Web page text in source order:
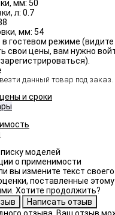
мм: 50
л: 0.7
мм: 54
в гостевом режиме
свои цены, вам нужно
данный товар под заказ.
и сроки
о применимости
вы измените текст
поставленные
Хотите продолжить?